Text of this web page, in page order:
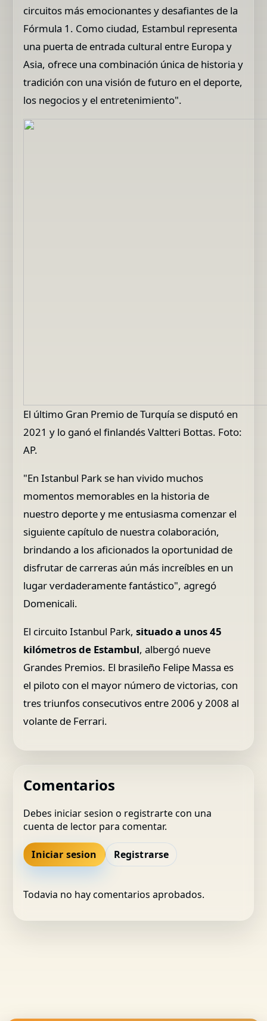
circuitos más emocionantes y desafiantes de la
Fórmula 1. Como ciudad, Estambul representa
una puerta de entrada cultural entre Europa y
Asia, ofrece una combinación única de historia y
tradición con una visión de futuro en el deporte,
los negocios y el entretenimiento".
El último Gran Premio de Turquía se disputó en
2021 y lo ganó el finlandés Valtteri Bottas. Foto:
AP.
"En Istanbul Park se han vivido muchos
momentos memorables en la historia de
nuestro deporte y me entusiasma comenzar el
siguiente capítulo de nuestra colaboración,
brindando a los aficionados la oportunidad de
disfrutar de carreras aún más increíbles en un
lugar verdaderamente fantástico", agregó
Domenicali.
El circuito Istanbul Park,situado a unos 45
kilómetros de Estambul, albergó nueve
Grandes Premios. El brasileño Felipe Massa es
el piloto con el mayor número de victorias, con
tres triunfos consecutivos entre 2006 y 2008 al
volante de Ferrari.
Comentarios
Debes iniciar sesion o registrarte con una
cuenta de lector para comentar.
Iniciar sesion Registrarse
Todavia no hay comentarios aprobados.